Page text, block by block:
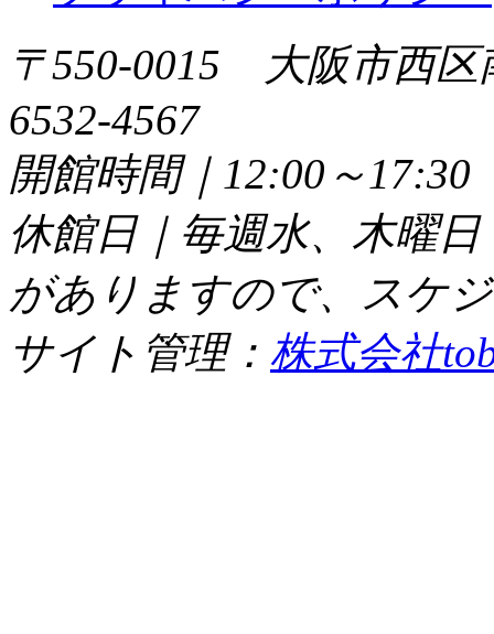
〒550-0015 大阪市西
6532-4567
開館時間｜12:00～
休館日｜毎週水、木曜
がありますので、スケ
サイト管理： 株式会社